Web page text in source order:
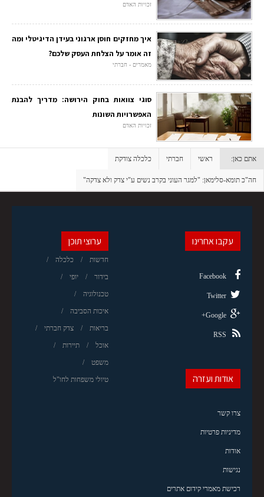
זכויות האדם
איך מחזקים חוסן ארגוני בעידן הדיגיטלי ומה
זה אומר על הצלחת העסק שלכם?
מאמרים - חברתי
סוגי צוואות בחוק הירושה: מדריך להבנת
האפשרויות השונות
זכויות האדם
אתם כאן: ראשי חברתי כלכלה צודקת
חה"כ תומא-סלימאן: "למגר העוני בקרב נשים ע"י צדק ולא צדקה"
ערוצי תוכן
חדשות כלכלה
בידור יופי
טכנולוגיה
איכות הסביבה
בריאות צדק חברתי
אוכל תיירות
משפט
טיולי משפחות לחו"ל
עקבו אחרינו
Facebook
Twitter
Google+
RSS
אודות ועזרה
צרו קשר
מדיניות פרטיות
אודות
נגישות
רכישת מאמרי קידום אתרים